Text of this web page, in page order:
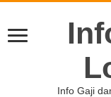
Info Gaji